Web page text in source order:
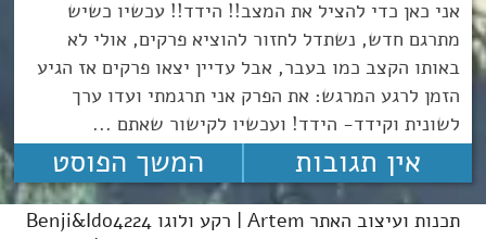
אני כאן כדי להציל את המצב!! הידד!! עכשיו כשיש
מתרגם חדש, נשתדל לחזור להוציא פרקים, אולי לא
באותו הקצב כמו בעבר, אבל עדיין יצאו פרקים אז הגיע
הזמן לרגע המרגש: את הפרק אני תרגמתי ועדו ערך
לשונית וקידד- הידד! ועכשיו לקישור שאתם ...
אין תגובות המשך הפוסט
תכנות ועיצוב האתר Artem | רקע ולוגו Benji&Ido4224